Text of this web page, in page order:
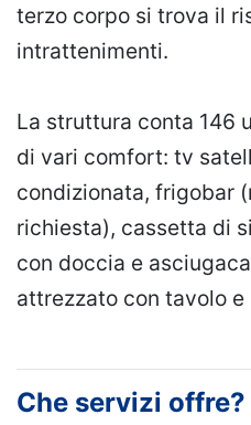
terzo corpo si trova il
intrattenimenti.
La struttura conta 146
di vari comfort: tv
condizionata, frigobar
richiesta), cassetta di
con doccia e
attrezzato con tavolo e
Che servizi offre?